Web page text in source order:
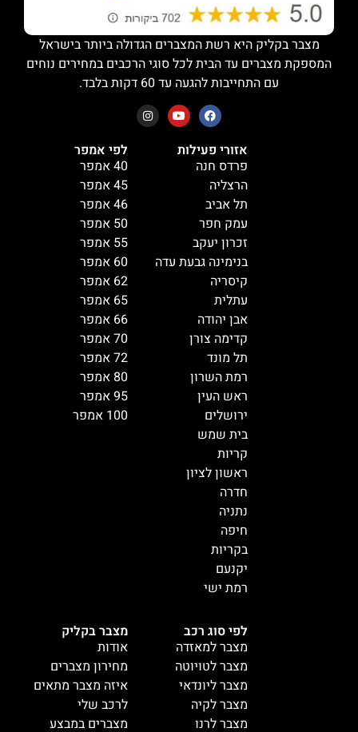
מצבר בקליק
אודות
מחירון מצברים
איזה מצבר מתאים
לרכב שלי
מצברים במבצע
לפי סוג רכב
מצבר למאזדה
מצבר לטויוטה
מצבר ליונדאי
מצבר לקיה
מצבר לרנו
לפי אמפר
40 אמפר
45 אמפר
46 אמפר
50 אמפר
55 אמפר
60 אמפר
62 אמפר
65 אמפר
66 אמפר
70 אמפר
72 אמפר
80 אמפר
95 אמפר
100 אמפר
אזורי פעילות
פרדס חנה
הרצליה
תל אביב
עמק חפר
זכרון יעקב
בנימינה גבעת עדה
קיסריה
עתלית
אבן יהודה
קדימה צורן
תל מונד
רמת השרון
ראש העין
ירושלים
בית שמש
קריות
ראשון לציון
חדרה
נתניה
חיפה
בקריות
יקנעם
רמת ישי
מצבר בקליק היא רשת המצברים הגדולה ביותר בישראל
המספקת מצברים עד הבית לכל סוגי הרכבים במחירים נוחים
עם התחייבות להגעה עד 60 דקות בלבד.